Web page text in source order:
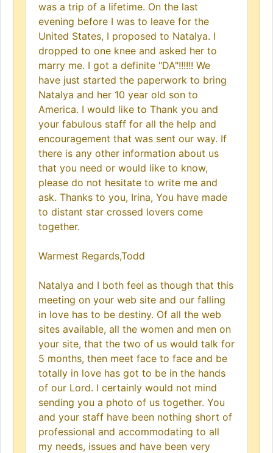
was a trip of a lifetime. On the last
evening before I was to leave for the
United States, I proposed to Natalya. I
dropped to one knee and asked her to
marry me. I got a definite "DA"!!!!!! We
have just started the paperwork to bring
Natalya and her 10 year old son to
America. I would like to Thank you and
your fabulous staff for all the help and
encouragement that was sent our way. If
there is any other information about us
that you need or would like to know,
please do not hesitate to write me and
ask. Thanks to you, Irina, You have made
to distant star crossed lovers come
together.
Warmest Regards,Todd
Natalya and I both feel as though that this
meeting on your web site and our falling
in love has to be destiny. Of all the web
sites available, all the women and men on
your site, that the two of us would talk for
5 months, then meet face to face and be
totally in love has got to be in the hands
of our Lord. I certainly would not mind
sending you a photo of us together. You
and your staff have been nothing short of
professional and accommodating to all
my needs, issues and have been very